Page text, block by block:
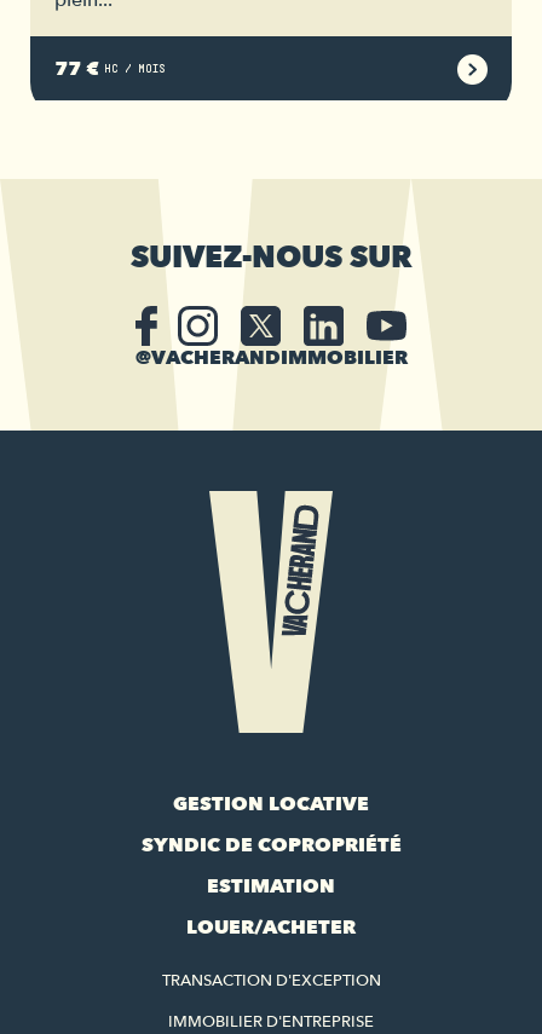
77 € HC / MOIS
SUIVEZ-NOUS SUR
@VACHERANDIMMOBILIER
GESTION LOCATIVE
SYNDIC DE COPROPRIÉTÉ
ESTIMATION
LOUER/ACHETER
TRANSACTION D'EXCEPTION
IMMOBILIER D'ENTREPRISE